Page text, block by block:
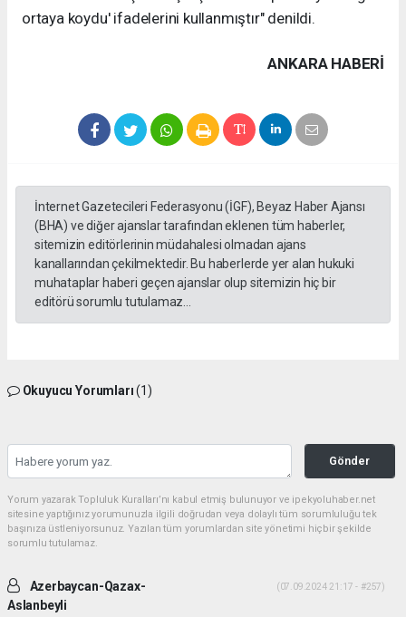
ortaya koydu' ifadelerini kullanmıştır" denildi.
ANKARA HABERİ
İnternet Gazetecileri Federasyonu (İGF), Beyaz Haber Ajansı
(BHA) ve diğer ajanslar tarafından eklenen tüm haberler,
sitemizin editörlerinin müdahalesi olmadan ajans
kanallarından çekilmektedir. Bu haberlerde yer alan hukuki
muhataplar haberi geçen ajanslar olup sitemizin hiç bir
editörü sorumlu tutulamaz...
Okuyucu Yorumları(1)
Gönder
Yorum yazarak Topluluk Kuralları’nı kabul etmiş bulunuyor ve ipekyoluhaber.net
sitesine yaptığınız yorumunuzla ilgili doğrudan veya dolaylı tüm sorumluluğu tek
başınıza üstleniyorsunuz. Yazılan tüm yorumlardan site yönetimi hiçbir şekilde
sorumlu tutulamaz.
Azerbaycan-Qazax-
Aslanbeyli
(07.09.2024 21:17 - #257)